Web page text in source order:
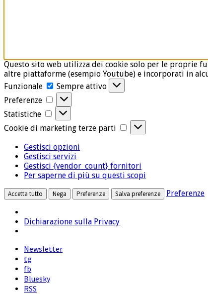
Questo sito web utilizza dei cookie solo per le proprie
altre piattaforme (esempio Youtube) e incorporati in
Funzionale
Funzionale
Sempre attivo
Preferenze
Preferenze
Statistiche
Statistiche
Cookie di marketing terze parti
Cookie
di
parti
Gestisci opzioni
Gestisci servizi
Gestisci {vendor_count} fornitori
Per saperne di più su questi scopi
Accetta tutto Nega Preferenze Salva preferenze Preferenze
Dichiarazione sulla Privacy
Newsletter
tg
fb
Bluesky
RSS